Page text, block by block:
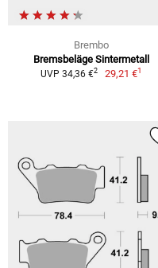
Brembo
Bremsbeläge Sintermetall
UVP 34,36 €2 29,21 €1